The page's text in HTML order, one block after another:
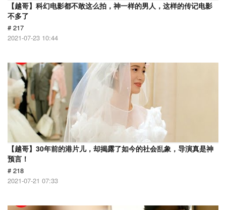
【越哥】科幻电影都不敢这么拍，神一样的男人，这样的传记电影
不多了
# 217
2021-07-23 10:44
【越哥】30年前的港片儿，却揭露了如今的社会乱象，导演真是神
预言！
# 218
2021-07-21 07:33